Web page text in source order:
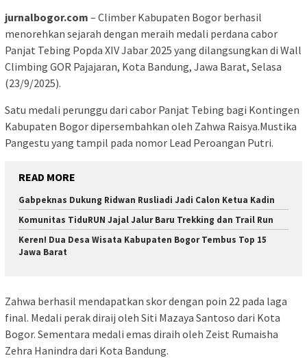
jurnalbogor.com – Climber Kabupaten Bogor berhasil
menorehkan sejarah dengan meraih medali perdana cabor
Panjat Tebing Popda XIV Jabar 2025 yang dilangsungkan di Wall
Climbing GOR Pajajaran, Kota Bandung, Jawa Barat, Selasa
(23/9/2025).
Satu medali perunggu dari cabor Panjat Tebing bagi Kontingen
Kabupaten Bogor dipersembahkan oleh Zahwa Raisya.Mustika
Pangestu yang tampil pada nomor Lead Peroangan Putri.
READ MORE
Gabpeknas Dukung Ridwan Rusliadi Jadi Calon Ketua Kadin
Komunitas TiduRUN Jajal Jalur Baru Trekking dan Trail Run
Keren! Dua Desa Wisata Kabupaten Bogor Tembus Top 15
Jawa Barat
Zahwa berhasil mendapatkan skor dengan poin 22 pada laga
final. Medali perak diraij oleh Siti Mazaya Santoso dari Kota
Bogor. Sementara medali emas diraih oleh Zeist Rumaisha
Zehra Hanindra dari Kota Bandung.